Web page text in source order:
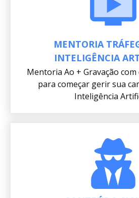
MENTORIA
INTELIGÊNCIA
Mentoria Ao + Gravação
para começar gerir sua
Inteligência